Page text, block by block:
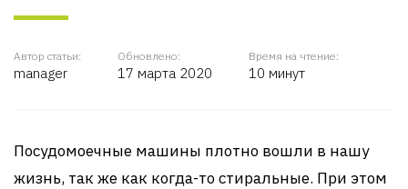
Автор статьи:
manager
Обновлено:
17 марта 2020
Время на чтение:
10 минут
Посудомоечные машины плотно вошли в нашу
жизнь, так же как когда-то стиральные. При этом